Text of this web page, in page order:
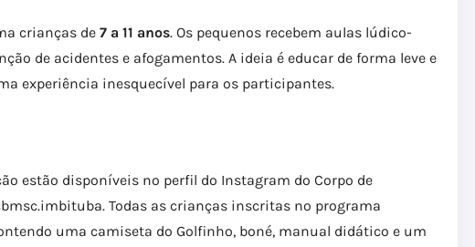
crianças de 7 a 11 anos. Os pequenos recebem aulas lúdico-
de acidentes e afogamentos. A ideia é educar de forma leve e
experiência inesquecível para os participantes.
estão disponíveis no perfil do Instagram do Corpo de
Todas as crianças inscritas no programa
uma camiseta do Golfinho, boné, manual didático e um